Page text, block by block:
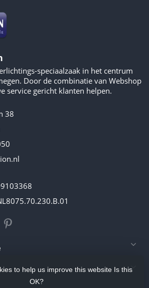
speciaalzaak in het centrum
Door de combinatie van Webshop
service gericht klanten helpen.
38
to help us improve this website Is this
OK?